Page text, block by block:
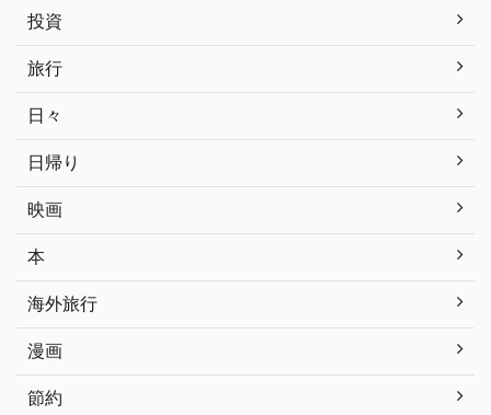
投資
旅行
日々
日帰り
映画
本
海外旅行
漫画
節約